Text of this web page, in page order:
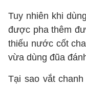
Tuy nhiên khi
được pha thêm
thiếu nước cốt
vừa dùng đũa
Tại sao vắt